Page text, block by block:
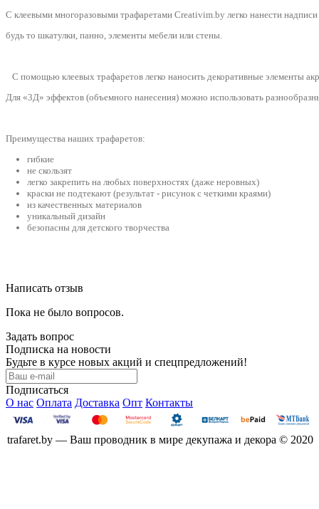
С клеевыми многоразовыми трафаретами Creativim.by легко нанести
будь то шкатулки, панно, элементы мебели или стены.
С помощью клеевых трафаретов легко наносить декоративные элементы
Для «3Д» эффектов (объемного нанесения) можно использовать
Преимущества наших трафаретов:
гибкие
не скользят
легко закрепить на любых поверхностях (даже неровных)
краски не подтекают (результат - рисунок с четкими краями)
из качественных материалов
уникальный дизайн
безопасны для детского творчества
Написать отзыв
Пока не было вопросов.
Задать вопрос
Подписка на новости
Будьте в курсе новых акций и спецпредложений!
Подписаться
О нас Оплата Доставка Опт Контакты
trafaret.by — Ваш проводник в мире декупажа и декора © 2020